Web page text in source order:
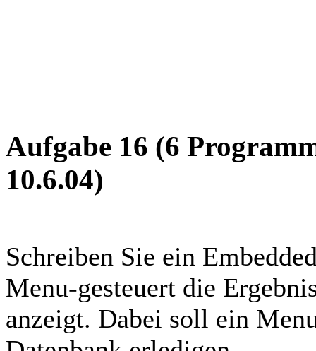
Aufgabe 16 (6
10.6.04)
Schreiben Sie ein
Menu-gesteuert die
anzeigt. Dabei soll ein